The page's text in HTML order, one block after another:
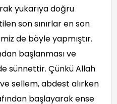
yukarıya doğru
son sınırlar en son
de böyle yapmıştır.
başlanması ve
sünnettir. Çünkü Allah
sellem, abdest alırken
başlayarak ense